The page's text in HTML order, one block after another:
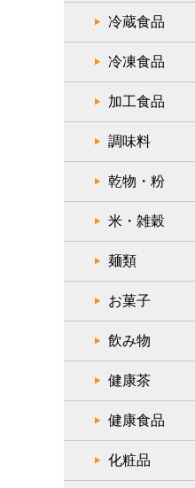
冷蔵食品
冷凍食品
加工食品
調味料
乾物・粉
米・雑穀
麺類
お菓子
飲み物
健康茶
健康食品
化粧品